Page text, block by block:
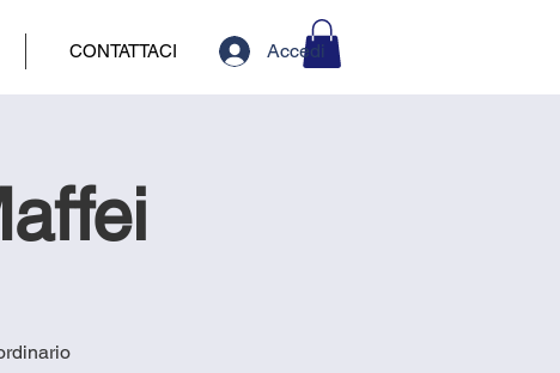
CONTATTACI Accedi